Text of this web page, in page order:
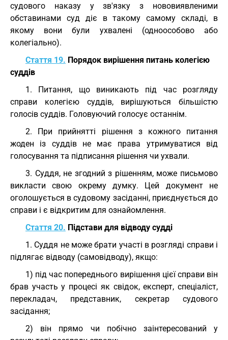
судового наказу у зв'язку з нововиявленими
обставинами суд діє в такому самому складі, в
якому вони були ухвалені (одноособово або
колегіально).
Стаття 19. Порядок вирішення питань колегією
суддів
1. Питання, що виникають під час розгляду
справи колегією суддів, вирішуються більшістю
голосів суддів. Головуючий голосує останнім.
2. При прийнятті рішення з кожного питання
жоден із суддів не має права утримуватися від
голосування та підписання рішення чи ухвали.
3. Суддя, не згодний з рішенням, може письмово
викласти свою окрему думку. Цей документ не
оголошується в судовому засіданні, приєднується до
справи і є відкритим для ознайомлення.
Стаття 20. Підстави для відводу судді
1. Суддя не може брати участі в розгляді справи і
підлягає відводу (самовідводу), якщо:
1) під час попереднього вирішення цієї справи він
брав участь у процесі як свідок, експерт, спеціаліст,
перекладач, представник, секретар судового
засідання;
2) він прямо чи побічно заінтересований у